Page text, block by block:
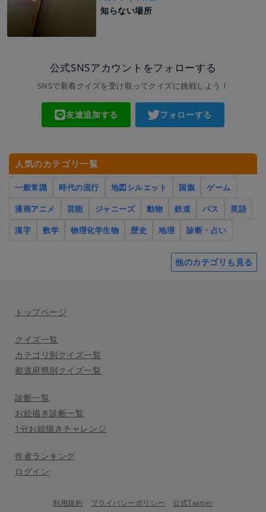
知らない場所
公式SNSアカウントをフォローする
SNSで新着クイズを受け取ってクイズに挑戦しよう！
友達追加する フォローする
人気のカテゴリ一覧
一般常識 時代の流行 地図シルエット 国旗
ゲーム
漫画アニメ
芸能 ジャニーズ 動物 鉄道 バス
英語
漢字
数学 物理化学生物 歴史 地理 診断・占い
他のカテゴリも見る
トップページ
クイズ一覧
カテゴリ別クイズ一覧
都道府県別クイズ一覧
診断一覧
お絵描き診断一覧
1分お絵描きチャレンジ
作者ランキング
ログイン
利用規約 プライバシーポリシー 公式Twitter